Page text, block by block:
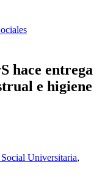
hace entrega
e higiene
Universitaria,